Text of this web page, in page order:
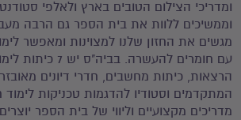
ומדריכי הצילום הטובים בארץ ולאלפי
מגשים את החזון שלנו למצוינות ומאפשר
עם חומרים להעשרה.
הרצאות, כיתות מחשבים, חדרי דיונים
המתקדמים וסטודיו להדגמות טכניקות
מדריכים מקצועיים וליווי של בית הספר